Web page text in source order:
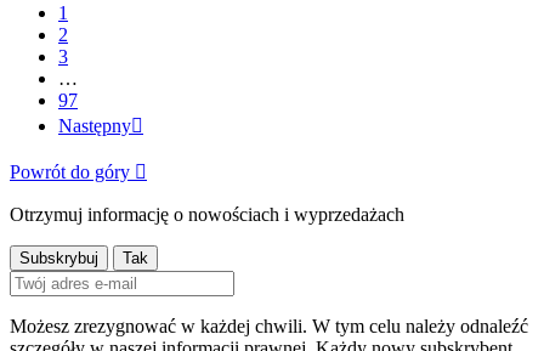
1
2
3
…
97
Następny
Powrót do góry 
Otrzymuj informację o nowościach i wyprzedażach
Możesz zrezygnować w każdej chwili. W tym celu należy odnaleźć